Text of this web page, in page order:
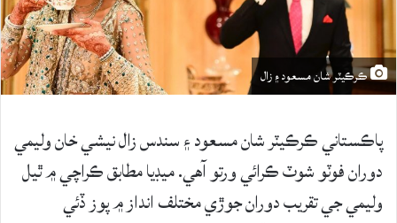
ڪرڪيٽر شان مسعود ۽ زال
پاڪستاني ڪرڪيٽر شان مسعود ۽ سندس زال نيشي خان وليمي
دوران فوٽو شوٽ ڪرائي ورتو آهي. ميڊيا مطابق ڪراچي ۾ ٿيل
وليمي جي تقريب دوران جوڙي مختلف انداز ۾ پوز ڏئي